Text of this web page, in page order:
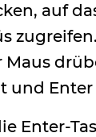
auf
und
Enter-